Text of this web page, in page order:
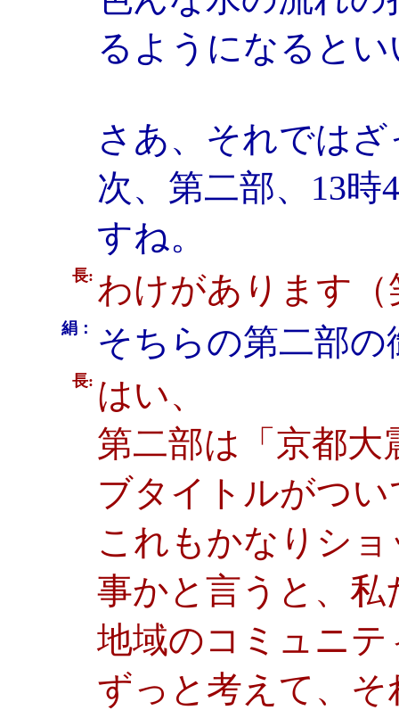
るようになると
さあ、それでは
次、第二部、13
すね。
長: わけがあります（
絹： そちらの第二部
長: はい、
第二部は「京都
ブタイトルがつ
これもかなりシ
事かと言うと、
地域のコミュニ
ずっと考えて、